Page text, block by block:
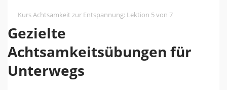
Kurs Achtsamkeit zur Entspannung: Lektion 5 von 7
Gezielte
Achtsamkeitsübungen für
Unterwegs